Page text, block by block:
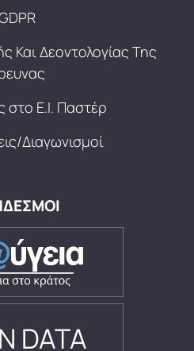
Και Δεοντολογίας Της
στο Ε.Ι. Παστέρ
Διαγωνισμοί
DATA